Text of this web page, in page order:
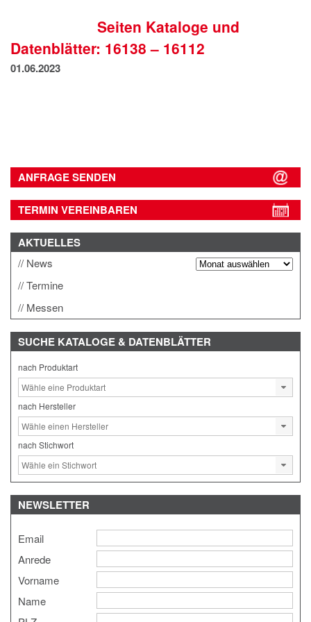
DATENSCHUTZSeiten Kataloge und
Datenblätter: 16138 – 16112
01.06.2023
ANFRAGE SENDEN
TERMIN VEREINBAREN
AKTUELLES
News
Termine
Messen
SUCHE KATALOGE & DATENBLÄTTER
nach Produktart
nach Hersteller
nach Stichwort
NEWSLETTER
Email
Anrede
Vorname
Name